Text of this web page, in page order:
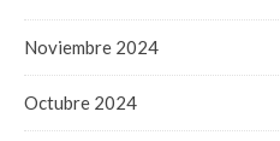
Noviembre 2024
Octubre 2024